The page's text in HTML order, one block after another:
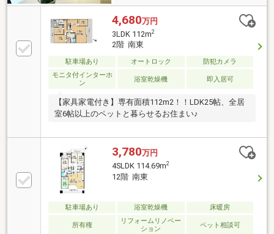
4,680万円
3LDK 112m2
2階 南東
駐車場あり オートロック
防犯カメラ
モニタ付インターホ
ン
浴室乾燥機 即入居可
【家具家電付き】専有面積112m2！！LDK25帖、全居
室6帖以上のペットと暮らせるお住まい♪
3,780万円
4SLDK 114.69m2
12階 南東
駐車場あり 浴室乾燥機 床暖房
所有権
リフォームリノベー
ション
ペット相談可